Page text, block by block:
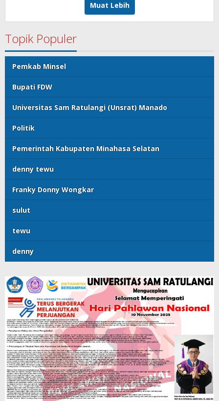
Muat Lebih
Topik Populer
Pemkab Minsel
Bupati FDW
Universitas Sam Ratulangi (Unsrat) Manado
Politik
Pemerintah Kabupaten Minahasa Selatan
denny tewu
Franky Donny Wongkar
sulut
tewu
denny